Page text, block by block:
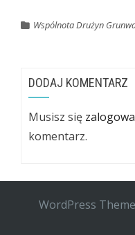
Wspólnota Drużyn
DODAJ KOMENTARZ
Musisz się
komentarz.
WordPress Theme